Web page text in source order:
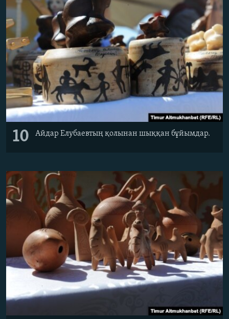
10 Айдар Елубаевтың қолынан шыққан бұйымдар.